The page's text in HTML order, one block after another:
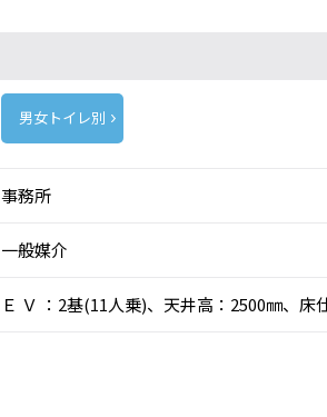
男女トイレ別
事務所
一般媒介
Ｅ Ｖ ：2基(11人乗)、天井高：2500㎜、